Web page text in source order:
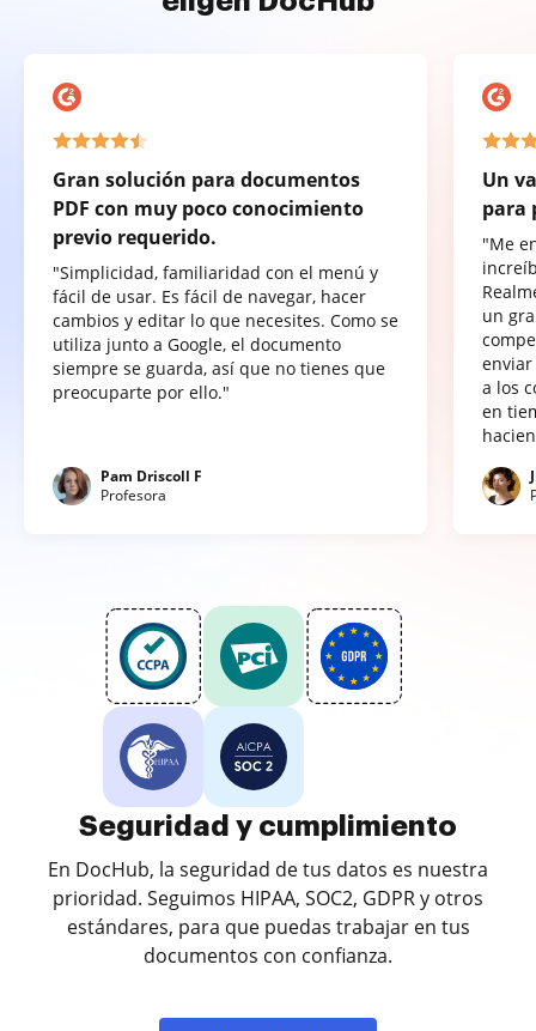
Gran solución para documentos
PDF con muy poco conocimiento
previo requerido.
"Simplicidad, familiaridad con el menú y
fácil de usar. Es fácil de navegar, hacer
cambios y editar lo que necesites. Como se
utiliza junto a Google, el documento
siempre se guarda, así que no tienes que
preocuparte por ello."
Pam Driscoll F
Profesora
Un
para
"Me
un
a los
en
Seguridad y cumplimiento
En DocHub, la seguridad de tus datos es nuestra
prioridad. Seguimos HIPAA, SOC2, GDPR y otros
estándares, para que puedas trabajar en tus
documentos con confianza.